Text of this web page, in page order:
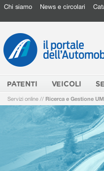
Chi siamo News e circolari
PATENTI VEICOLI
Servizi online // Ricerca e Gestione